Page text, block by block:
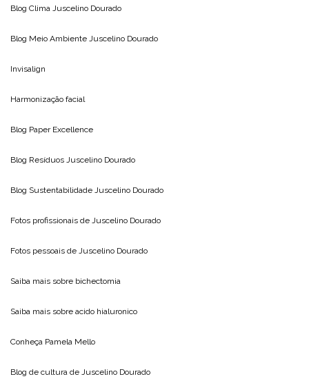
Blog Clima Juscelino Dourado
Blog Meio Ambiente Juscelino Dourado
Invisalign
Harmonização facial
Blog Paper Excellence
Blog Resíduos Juscelino Dourado
Blog Sustentabilidade Juscelino Dourado
Fotos profissionais de Juscelino Dourado
Fotos pessoais de Juscelino Dourado
Saiba mais sobre bichectomia
Saiba mais sobre acido hialuronico
Conheça Pamela Mello
Blog de cultura de Juscelino Dourado